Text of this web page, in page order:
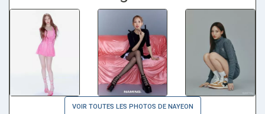
VOIR TOUTES LES PHOTOS DE NAYEON